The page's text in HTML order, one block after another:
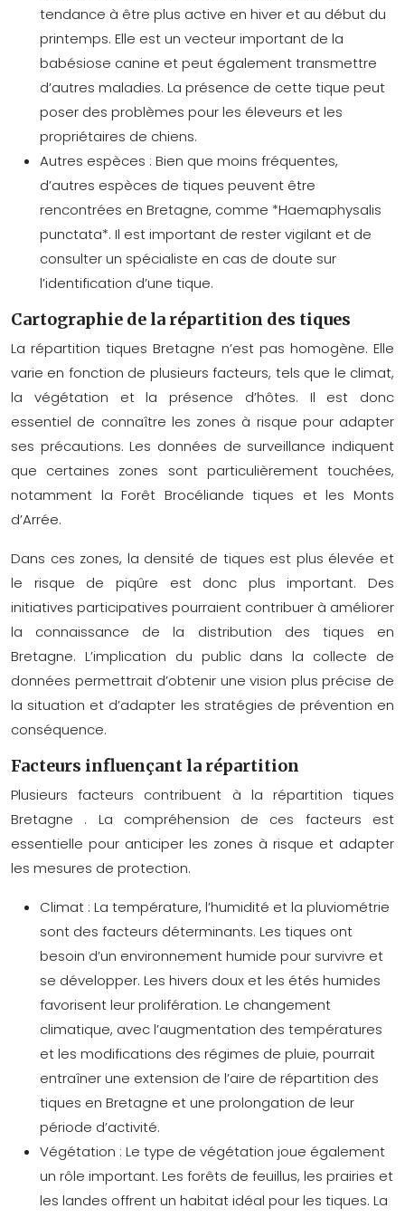
tendance à être plus active en hiver et au début du
printemps. Elle est un vecteur important de la
babésiose canine et peut également transmettre
d’autres maladies. La présence de cette tique peut
poser des problèmes pour les éleveurs et les
propriétaires de chiens.
Autres espèces : Bien que moins fréquentes,
d’autres espèces de tiques peuvent être
rencontrées en Bretagne, comme *Haemaphysalis
punctata*. Il est important de rester vigilant et de
consulter un spécialiste en cas de doute sur
l’identification d’une tique.
Cartographie de la répartition des tiques
Larépartition tiques Bretagne n’est pas homogène. Elle
varie en fonction de plusieurs facteurs, tels que le climat,
la végétation et la présence d’hôtes. Il est donc
essentiel de connaître les zones à risque pour adapter
ses précautions. Les données de surveillance indiquent
que certaines zones sont particulièrement touchées,
notamment laForêt Brocéliande tiques et les Monts
d’Arrée.
Dans ces zones, la densité de tiques est plus élevée et
le risque de piqûre est donc plus important. Des
initiatives participatives pourraient contribuer à améliorer
la connaissance de la distribution des tiques en
Bretagne. L’implication du public dans la collecte de
données permettrait d’obtenir une vision plus précise de
la situation et d’adapter les stratégies de prévention en
conséquence.
Facteurs influençant la répartition
Plusieurs facteurs contribuent à la répartition tiques
Bretagne . La compréhension de ces facteurs est
essentielle pour anticiper les zones à risque et adapter
les mesures de protection.
Climat : La température, l’humidité et la pluviométrie
sont des facteurs déterminants. Les tiques ont
besoin d’un environnement humide pour survivre et
se développer. Les hivers doux et les étés humides
favorisent leur prolifération. Le changement
climatique, avec l’augmentation des températures
et les modifications des régimes de pluie, pourrait
entraîner une extension de l’aire de répartition des
tiques en Bretagne et une prolongation de leur
période d’activité.
Végétation : Le type de végétation joue également
un rôle important. Les forêts de feuillus, les prairies et
les landes offrent un habitat idéal pour les tiques. La